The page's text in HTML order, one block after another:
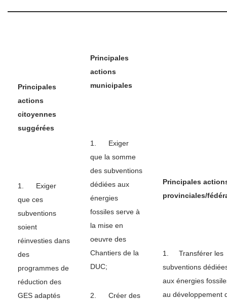
Principales
actions
citoyennes
suggérées
1. Exiger
que ces
subventions
soient
réinvesties dans
des
programmes de
réduction des
GES adaptés
Principales
actions
municipales
1. Exiger
que la somme
des subventions
dédiées aux
énergies
fossiles serve à
la mise en
oeuvre des
Chantiers de la
DUC;
2. Créer des
Principales
provinciales/
1. Transférer les
subventions
aux énergies
au développement